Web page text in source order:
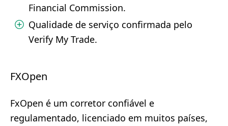
Financial Commission.
Qualidade de serviço confirmada pelo
Verify My Trade.
FXOpen
FxOpen é um corretor confiável e
regulamentado, licenciado em muitos países,